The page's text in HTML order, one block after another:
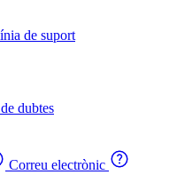
de suport
dubtes
Correu electrònic